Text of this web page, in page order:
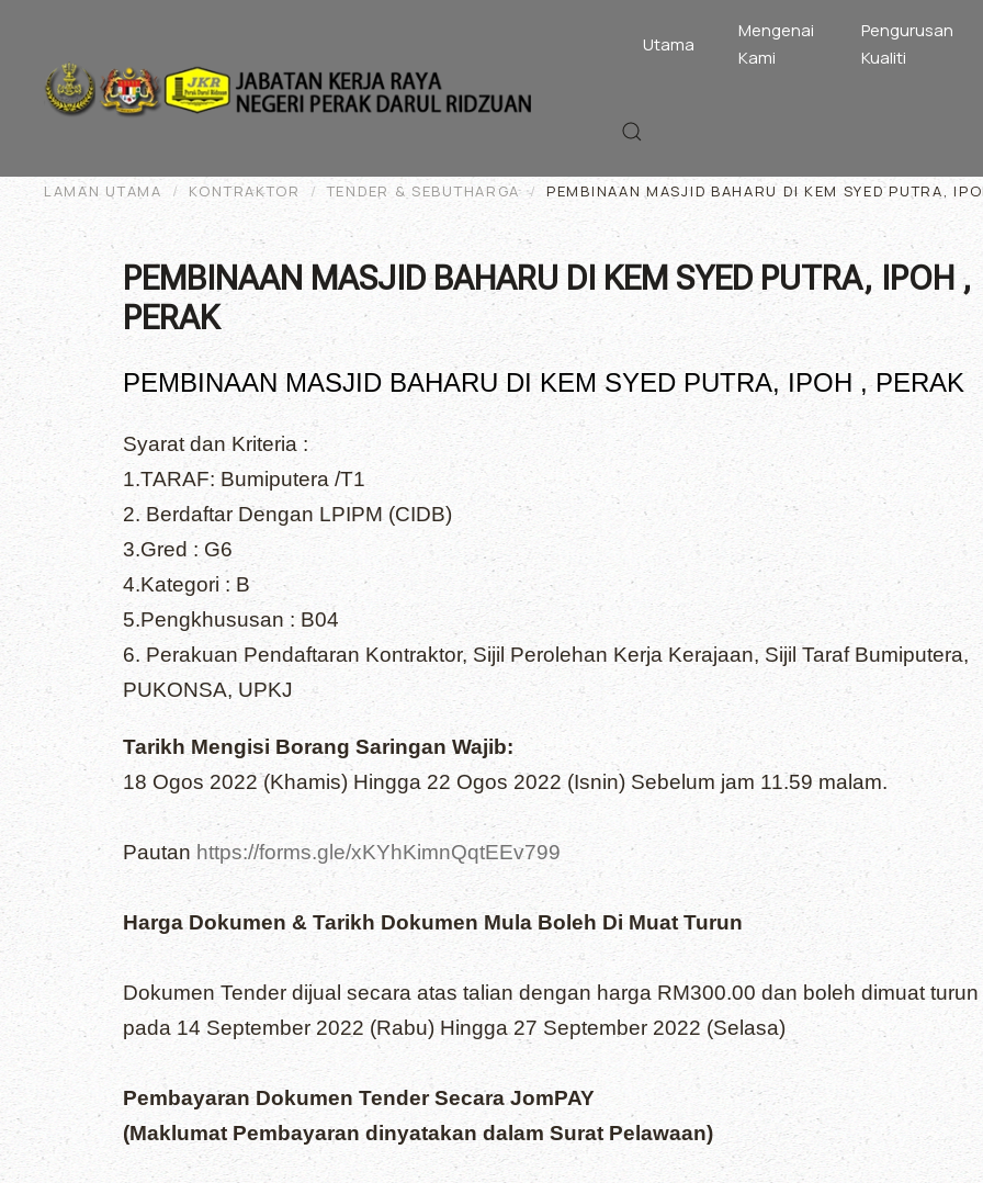
Utama
Mengenai
Kami
Pengurusan
Kualiti
LAMAN UTAMA KONTRAKTOR TENDER & SEBUTHARGA PEMBINAAN MASJID BAHARU DI KEM SYED PUTRA,
PEMBINAAN MASJID BAHARU DI KEM SYED PUTRA, IPOH ,
PERAK
PEMBINAAN MASJID BAHARU DI KEM SYED PUTRA, IPOH , PERAK
Syarat dan Kriteria :
1.TARAF: Bumiputera /T1
2. Berdaftar Dengan LPIPM (CIDB)
3.Gred : G6
4.Kategori : B
5.Pengkhususan : B04
6. Perakuan Pendaftaran Kontraktor, Sijil Perolehan Kerja Kerajaan, Sijil Taraf Bumiputera,
PUKONSA, UPKJ
Tarikh Mengisi Borang Saringan Wajib:
18 Ogos 2022 (Khamis) Hingga 22 Ogos 2022 (Isnin) Sebelum jam 11.59 malam.
Pautan https://forms.gle/xKYhKimnQqtEEv799
Harga Dokumen & Tarikh Dokumen Mula Boleh Di Muat Turun
Dokumen Tender dijual secara atas talian dengan harga RM300.00 dan boleh dimuat turun
pada 14 September 2022 (Rabu) Hingga 27 September 2022 (Selasa)
Pembayaran Dokumen Tender Secara JomPAY
(Maklumat Pembayaran dinyatakan dalam Surat Pelawaan)